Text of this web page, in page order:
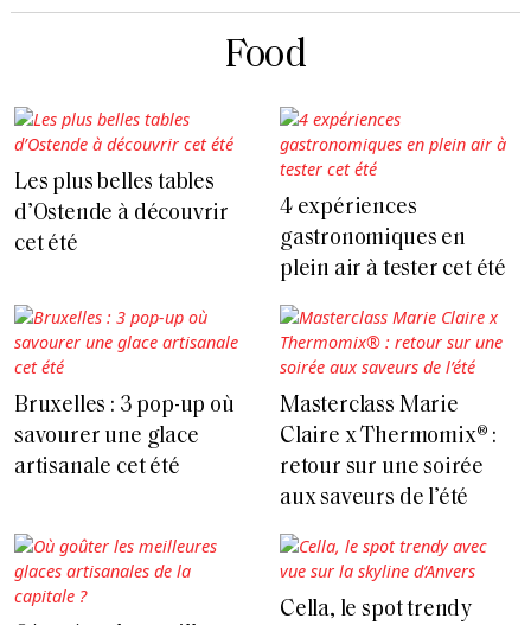
Food
Les plus belles tables
d’Ostende à découvrir
cet été
4 expériences
gastronomiques en
plein air à tester cet été
Bruxelles : 3 pop-up où
savourer une glace
artisanale cet été
Masterclass Marie
Claire x Thermomix® :
retour sur une soirée
aux saveurs de l’été
Cella, le spot trendy